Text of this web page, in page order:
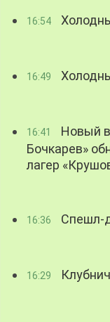
16:54
16:49
16:41
Новый
Бочкарев»
лагер
16:36 Спешл-
16:29